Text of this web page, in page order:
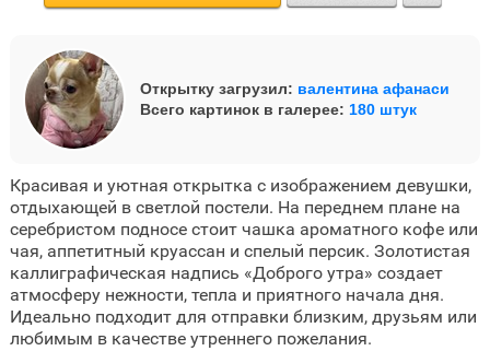
Открытку загрузил: валентина афанаси
Всего картинок в галерее: 180 штук
Красивая и уютная открытка с изображением девушки,
отдыхающей в светлой постели. На переднем плане на
серебристом подносе стоит чашка ароматного кофе или
чая, аппетитный круассан и спелый персик. Золотистая
каллиграфическая надпись «Доброго утра» создает
атмосферу нежности, тепла и приятного начала дня.
Идеально подходит для отправки близким, друзьям или
любимым в качестве утреннего пожелания.